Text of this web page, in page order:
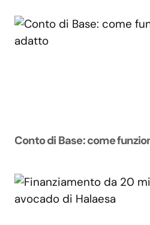
Conto di Base: come